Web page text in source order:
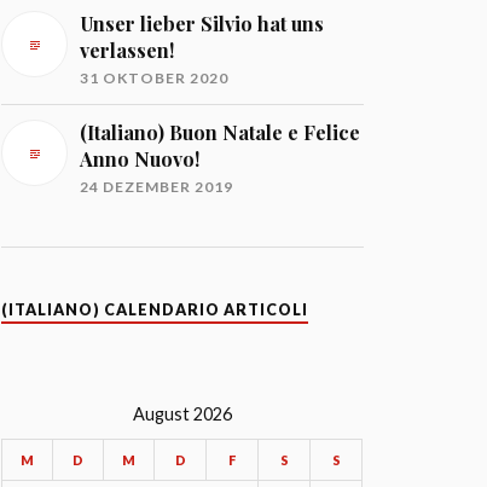
Unser lieber Silvio hat uns
verlassen!
31 OKTOBER 2020
(Italiano) Buon Natale e Felice
Anno Nuovo!
24 DEZEMBER 2019
(ITALIANO) CALENDARIO ARTICOLI
August 2026
M D M D F S S